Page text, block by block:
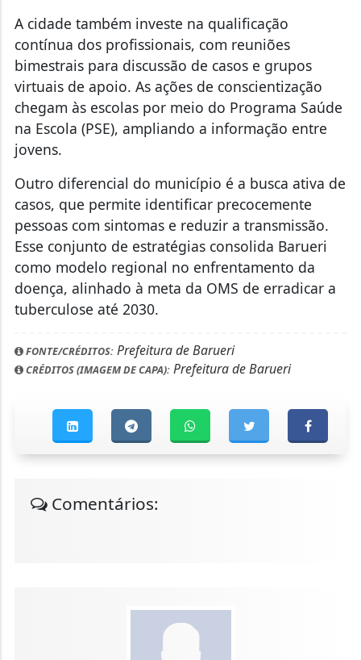
A cidade também investe na qualificação
contínua dos profissionais, com reuniões
bimestrais para discussão de casos e grupos
virtuais de apoio. As ações de conscientização
chegam às escolas por meio do Programa Saúde
na Escola (PSE), ampliando a informação entre
jovens.
Outro diferencial do município é a busca ativa de
casos, que permite identificar precocemente
pessoas com sintomas e reduzir a transmissão.
Esse conjunto de estratégias consolida Barueri
como modelo regional no enfrentamento da
doença, alinhado à meta da OMS de erradicar a
tuberculose até 2030.
FONTE/CRÉDITOS:Prefeitura de Barueri
CRÉDITOS (IMAGEM DE CAPA):Prefeitura de Barueri
Comentários: